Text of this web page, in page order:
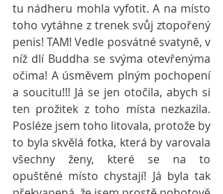
tu nádheru mohla vyfotit. A na místo
toho vytáhne z trenek svůj ztopořený
penis! TAM! Vedle posvátné svatyně, v
níž dlí Buddha se svýma otevřenýma
očima! A úsměvem plným pochopení
a soucitu!!! Já se jen otočila, abych si
ten prožitek z toho místa nezkazila.
Posléze jsem toho litovala, protože by
to byla skvělá fotka, která by varovala
všechny ženy, které se na to
opuštěné místo chystají! Já byla tak